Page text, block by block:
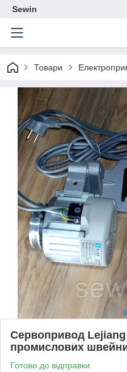
Sewin
Товари
Сервопривод Lejiang
промислових
Готово до відправки